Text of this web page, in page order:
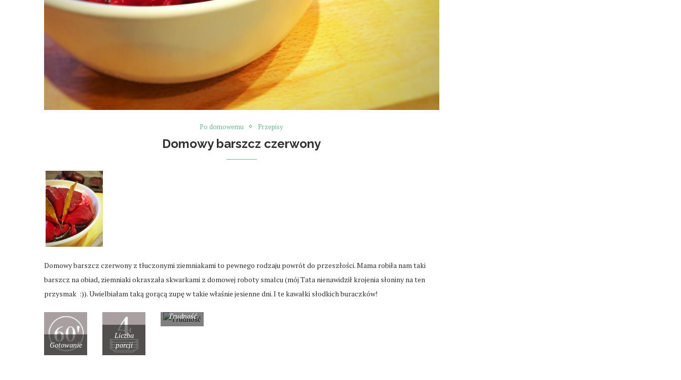
Po domowemu Przepisy
Domowy barszcz czerwony
Domowy barszcz czerwony z tłuczonymi ziemniakami to pewnego rodzaju powrót do przeszłości. Mama robiła nam taki
barszcz na obiad, ziemniaki okraszała skwarkami z domowej roboty smalcu (mój Tata nienawidził krojenia słoniny na ten
przysmak :)). Uwielbiałam taką gorącą zupę w takie właśnie jesienne dni. I te kawałki słodkich buraczków!
Gotowanie
Liczba
porcji
Trudność